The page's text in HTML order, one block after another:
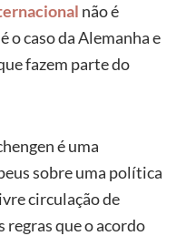
não é
o caso da Alemanha e
fazem parte do
é uma
sobre uma política
circulação de
regras que o acordo